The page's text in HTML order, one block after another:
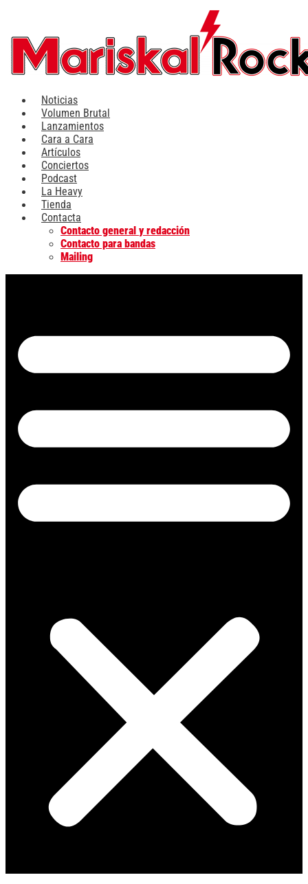
contenido
Noticias
Volumen Brutal
Lanzamientos
Cara a Cara
Artículos
Conciertos
Podcast
La Heavy
Tienda
Contacta
Contacto general y redacción
Contacto para bandas
Mailing